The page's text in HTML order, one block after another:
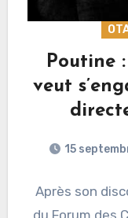
Poutine
veut
15
Après son
du Forum des